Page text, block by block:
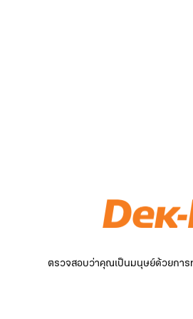
ตรวจสอบว่าคุณเป็นมนุษย์ด้วยการ